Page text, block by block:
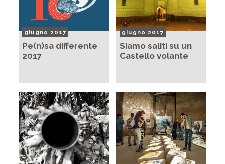
giugno 2017
Pe(n)sa differente
2017
giugno 2017
Siamo saliti su un
Castello volante